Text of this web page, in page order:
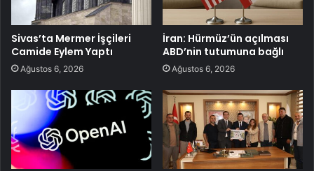
Sivas’ta Mermer İşçileri
Camide Eylem Yaptı
Ağustos 6, 2026
İran: Hürmüz’ün açılması
ABD’nin tutumuna bağlı
Ağustos 6, 2026